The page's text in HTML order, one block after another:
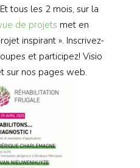
tous les 2 mois, sur la
de projets met en
inspirant ». Inscrivez-
et participez! Visio
sur nos pages web.